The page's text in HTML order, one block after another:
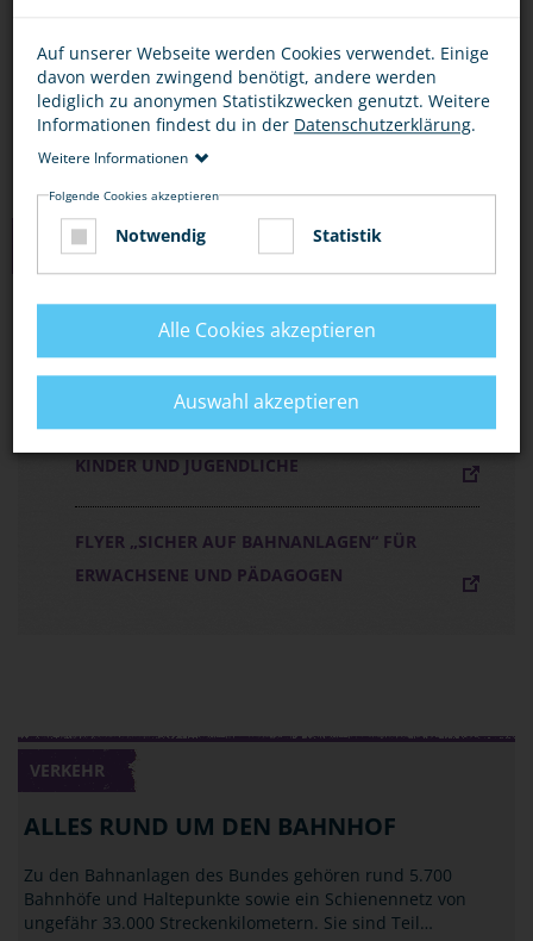
Wenn Gefahr droht, rufe die 110 oder nutze eine
Notrufsäule am Bahnhof.
MEDIEN ZUM THEMA
FLYER „MIT DER BAHN UNTERWEGS, ABER
SICHER!“
FLYER „SICHER AUF BAHNANLAGEN“ FÜR
KINDER UND JUGENDLICHE
FLYER „SICHER AUF BAHNANLAGEN“ FÜR
ERWACHSENE UND PÄDAGOGEN
VERKEHR
ALLES RUND UM DEN BAHNHOF
Zu den Bahnanlagen des Bundes gehören rund 5.700
Bahnhöfe und Haltepunkte sowie ein Schienennetz von
ungefähr 33.000 Streckenkilometern. Sie sind Teil…
Auf unserer Webseite werden Cookies verwendet. Einige
davon werden zwingend benötigt, andere werden
lediglich zu anonymen Statistikzwecken genutzt. Weitere
Informationen findest du in der Datenschutzerklärung.
Weitere Informationen
Folgende Cookies akzeptieren
Notwendig Statistik
Alle Cookies akzeptieren
Auswahl akzeptieren